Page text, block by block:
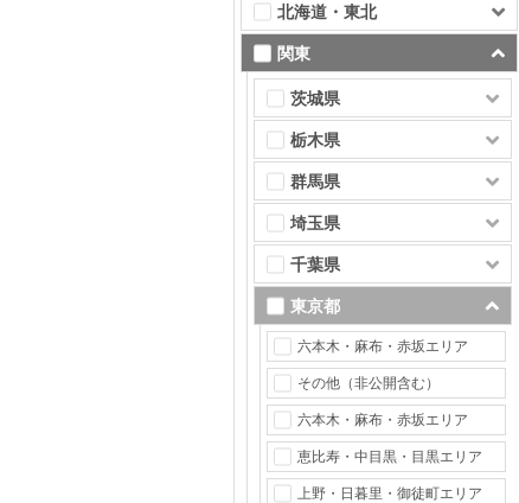
北海道・東北
関東
茨城県
栃木県
群馬県
埼玉県
千葉県
東京都
六本木・麻布・赤坂エリア
その他（非公開含む）
六本木・麻布・赤坂エリア
恵比寿・中目黒・目黒エリア
上野・日暮里・御徒町エリア